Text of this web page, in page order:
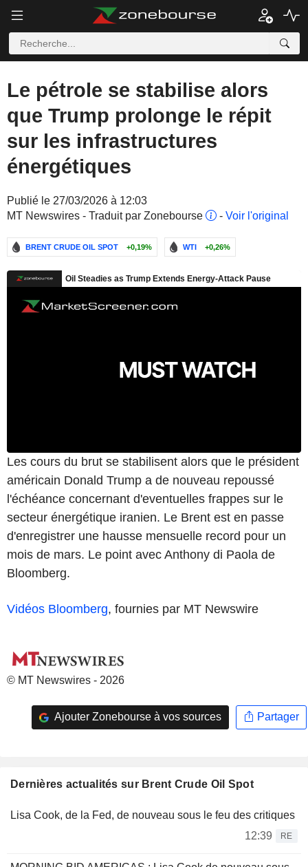
Le pétrole se stabilise alors
que Trump prolonge le répit
sur les infrastructures
énergétiques
Publié le 27/03/2026 à 12:03
MT Newswires - Traduit par Zonebourse
- Voir l'original
BRENT CRUDE OIL SPOT +0,19% WTI +0,26%
Les cours du brut se stabilisent alors que le président
américain Donald Trump a de nouveau repoussé
l'échéance concernant d'eventuelles frappes sur le
secteur énergétique iranien. Le Brent est en passe
d'enregistrer une hausse mensuelle record pour un
mois de mars. Le point avec Anthony di Paola de
Bloomberg.
Vidéos Bloomberg, fournies par MT Newswire
© MT Newswires - 2026
Ajouter Zonebourse à vos sources Partager
Dernières actualités sur Brent Crude Oil Spot
Lisa Cook, de la Fed, de nouveau sous le feu des critiques
12:39
RE